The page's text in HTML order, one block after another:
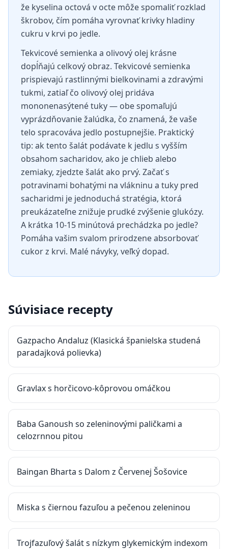
že kyselina octová v octe môže spomaliť rozklad
škrobov, čím pomáha vyrovnať krivky hladiny
cukru v krvi po jedle.
Tekvicové semienka a olivový olej krásne
dopĺňajú celkový obraz. Tekvicové semienka
prispievajú rastlinnými bielkovinami a zdravými
tukmi, zatiaľ čo olivový olej pridáva
mononenasýtené tuky — obe spomaľujú
vyprázdňovanie žalúdka, čo znamená, že vaše
telo spracováva jedlo postupnejšie. Praktický
tip: ak tento šalát podávate k jedlu s vyšším
obsahom sacharidov, ako je chlieb alebo
zemiaky, zjedzte šalát ako prvý. Začať s
potravinami bohatými na vlákninu a tuky pred
sacharidmi je jednoduchá stratégia, ktorá
preukázateľne znižuje prudké zvýšenie glukózy.
A krátka 10-15 minútová prechádzka po jedle?
Pomáha vašim svalom prirodzene absorbovať
cukor z krvi. Malé návyky, veľký dopad.
Súvisiace recepty
Gazpacho Andaluz (Klasická španielska studená
paradajková polievka)
Gravlax s horčicovo-kôprovou omáčkou
Baba Ganoush so zeleninovými paličkami a
celozrnnou pitou
Baingan Bharta s Dalom z Červenej Šošovice
Miska s čiernou fazuľou a pečenou zeleninou
Trojfazuľový šalát s nízkym glykemickým indexom